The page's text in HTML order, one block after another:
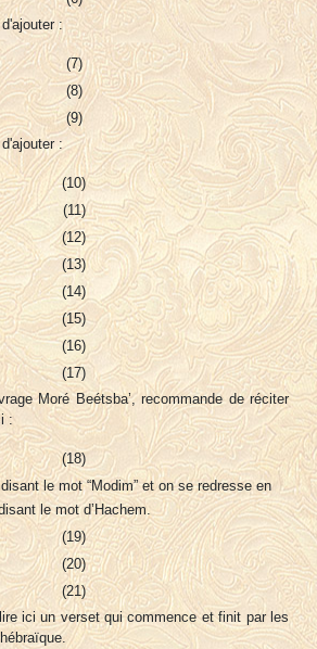
:
(7)
(8)
(9)
:
(10)
(11)
(12)
(13)
(14)
(15)
(16)
(17)
Moré Beétsba’, recommande de réciter
:
(18)
le mot “Modim” et on se redresse en
le mot d’Hachem.
(19)
(20)
(21)
ici un verset qui commence et finit par les